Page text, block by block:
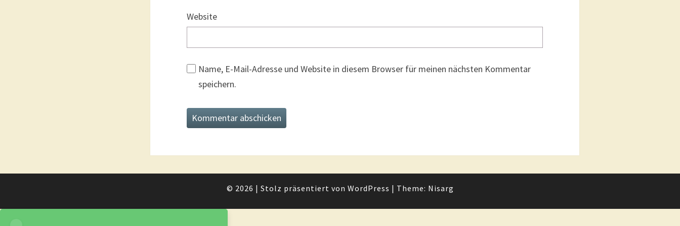
Website
Name, E-Mail-Adresse und Website in diesem Browser für meinen nächsten Kommentar
speichern.
© 2026 | Stolz präsentiert von WordPress | Theme: Nisarg